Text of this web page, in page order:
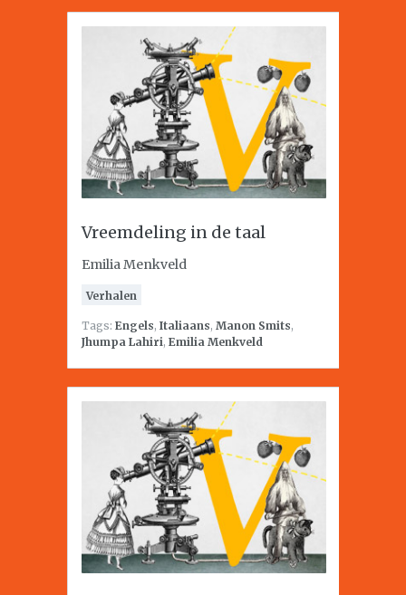
Vreemdeling in de taal
Emilia Menkveld
Verhalen
Tags: Engels, Italiaans, Manon Smits,
Jhumpa Lahiri, Emilia Menkveld